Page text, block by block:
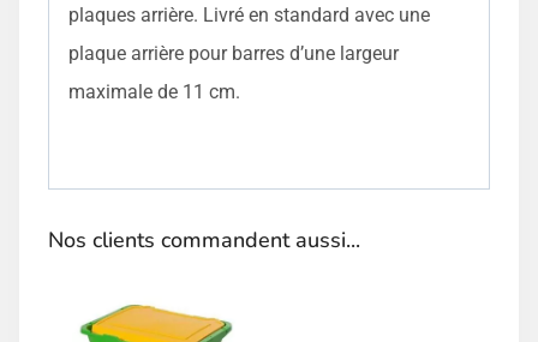
plaques arrière. Livré en standard avec une
plaque arrière pour barres d’une largeur
maximale de 11 cm.
Nos clients commandent aussi...